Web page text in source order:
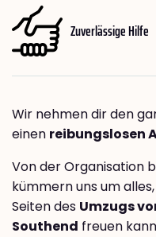
Zuverlässige Hilfe
Wir nehmen dir den
einen reibungslosen
Von der Organisation
kümmern uns um
Seiten des Umzugs
Southend freuen